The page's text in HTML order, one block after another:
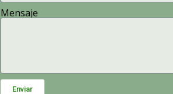
Mensaje
Enviar